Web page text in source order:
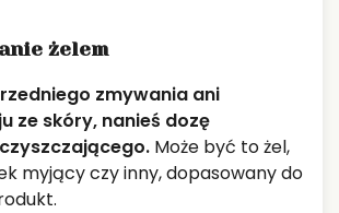
żelem
zmywania ani
ze skóry, nanieś dozę
Może być to żel,
myjący czy inny, dopasowany do